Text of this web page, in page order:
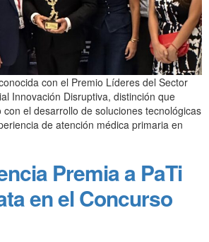
con el Premio Líderes del Sector
Innovación Disruptiva, distinción que
el desarrollo de soluciones tecnológicas
de atención médica primaria en
Premia a PaTi
en el Concurso